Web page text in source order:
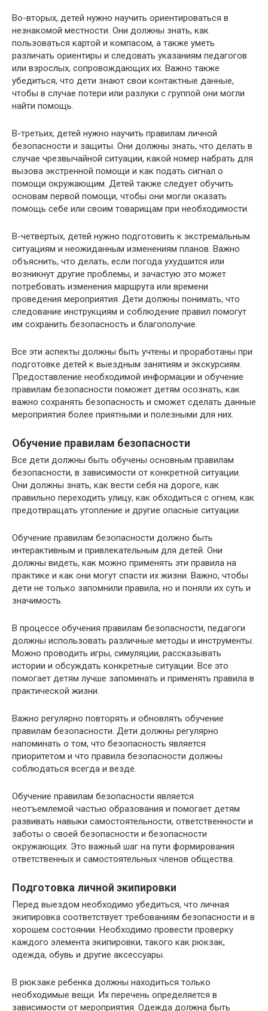
Во-вторых, детей нужно научить ориентироваться в
незнакомой местности. Они должны знать, как
пользоваться картой и компасом, а также уметь
различать ориентиры и следовать указаниям педагогов
или взрослых, сопровождающих их. Важно также
убедиться, что дети знают свои контактные данные,
чтобы в случае потери или разлуки с группой они могли
найти помощь.
В-третьих, детей нужно научить правилам личной
безопасности и защиты. Они должны знать, что делать в
случае чрезвычайной ситуации, какой номер набрать для
вызова экстренной помощи и как подать сигнал о
помощи окружающим. Детей также следует обучить
основам первой помощи, чтобы они могли оказать
помощь себе или своим товарищам при необходимости.
В-четвертых, детей нужно подготовить к экстремальным
ситуациям и неожиданным изменениям планов. Важно
объяснить, что делать, если погода ухудшится или
возникнут другие проблемы, и зачастую это может
потребовать изменения маршрута или времени
проведения мероприятия. Дети должны понимать, что
следование инструкциям и соблюдение правил помогут
им сохранить безопасность и благополучие.
Все эти аспекты должны быть учтены и проработаны при
подготовке детей к выездным занятиям и экскурсиям.
Предоставление необходимой информации и обучение
правилам безопасности поможет детям осознать, как
важно сохранять безопасность и сможет сделать данные
мероприятия более приятными и полезными для них.
Обучение правилам безопасности
Все дети должны быть обучены основным правилам
безопасности, в зависимости от конкретной ситуации.
Они должны знать, как вести себя на дороге, как
правильно переходить улицу, как обходиться с огнем, как
предотвращать утопление и другие опасные ситуации.
Обучение правилам безопасности должно быть
интерактивным и привлекательным для детей. Они
должны видеть, как можно применять эти правила на
практике и как они могут спасти их жизни. Важно, чтобы
дети не только запомнили правила, но и поняли их суть и
значимость.
В процессе обучения правилам безопасности, педагоги
должны использовать различные методы и инструменты.
Можно проводить игры, симуляции, рассказывать
истории и обсуждать конкретные ситуации. Все это
помогает детям лучше запоминать и применять правила в
практической жизни.
Важно регулярно повторять и обновлять обучение
правилам безопасности. Дети должны регулярно
напоминать о том, что безопасность является
приоритетом и что правила безопасности должны
соблюдаться всегда и везде.
Обучение правилам безопасности является
неотъемлемой частью образования и помогает детям
развивать навыки самостоятельности, ответственности и
заботы о своей безопасности и безопасности
окружающих. Это важный шаг на пути формирования
ответственных и самостоятельных членов общества.
Подготовка личной экипировки
Перед выездом необходимо убедиться, что личная
экипировка соответствует требованиям безопасности и в
хорошем состоянии. Необходимо провести проверку
каждого элемента экипировки, такого как рюкзак,
одежда, обувь и другие аксессуары.
В рюкзаке ребенка должны находиться только
необходимые вещи. Их перечень определяется в
зависимости от мероприятия. Одежда должна быть